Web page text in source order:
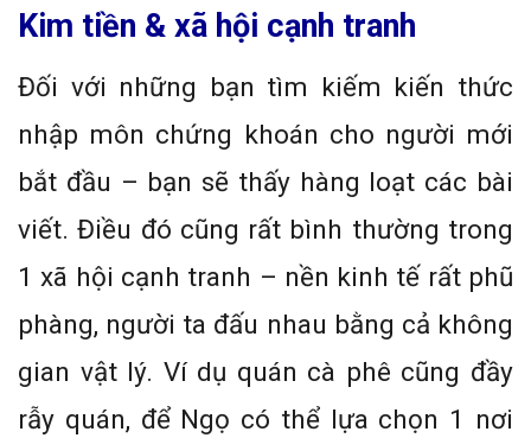
Kim tiền & xã hội cạnh tranh
Đối với những bạn tìm kiếm kiến thức
nhập môn chứng khoán cho người mới
bắt đầu – bạn sẽ thấy hàng loạt các bài
viết. Điều đó cũng rất bình thường trong
1 xã hội cạnh tranh – nền kinh tế rất phũ
phàng, người ta đấu nhau bằng cả không
gian vật lý. Ví dụ quán cà phê cũng đầy
rẫy quán, để Ngọ có thể lựa chọn 1 nơi